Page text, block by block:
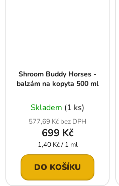
Shroom Buddy Horses -
balzám na kopyta 500 ml
Skladem (1 ks)
577,69 Kč bez DPH
699 Kč
Měrná
cena:
1,40 Kč / 1 ml
DO KOŠÍKU